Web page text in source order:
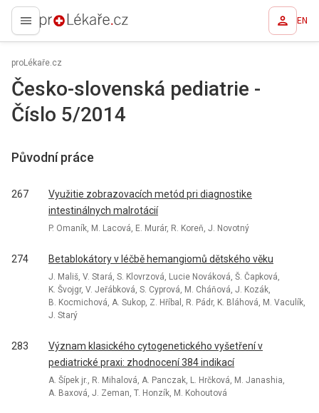
proLékaře.cz EN
proLékaře.cz
Česko-slovenská pediatrie -
Číslo 5/2014
Původní práce
267
Využitie zobrazovacích metód pri diagnostike
intestinálnych malrotácií
P. Omaník, M. Lacová, E. Murár, R. Koreň, J. Novotný
274 Betablokátory v léčbě hemangiomů dětského věku
J. Mališ, V. Stará, S. Klovrzová, Lucie Nováková, Š. Čapková,
K. Švojgr, V. Jeřábková, S. Cyprová, M. Cháňová, J. Kozák,
B. Kocmichová, A. Sukop, Z. Hříbal, R. Pádr, K. Bláhová, M. Vaculík,
J. Starý
283
Význam klasického cytogenetického vyšetření v
pediatrické praxi: zhodnocení 384 indikací
A. Šípek jr., R. Mihalová, A. Panczak, L. Hrčková, M. Janashia,
A. Baxová, J. Zeman, T. Honzík, M. Kohoutová